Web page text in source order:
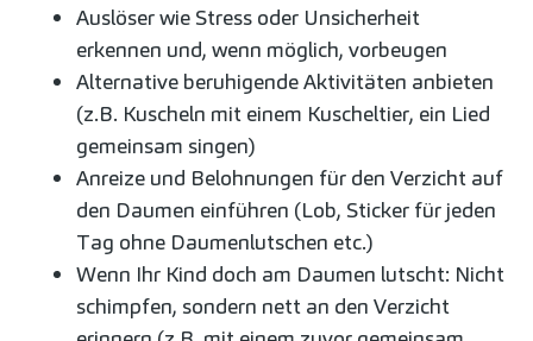
Auslöser wie Stress oder Unsicherheit
erkennen und, wenn möglich, vorbeugen
Alternative beruhigende Aktivitäten anbieten
(z.B. Kuscheln mit einem Kuscheltier, ein Lied
gemeinsam singen)
Anreize und Belohnungen für den Verzicht auf
den Daumen einführen (Lob, Sticker für jeden
Tag ohne Daumenlutschen etc.)
Wenn Ihr Kind doch am Daumen lutscht: Nicht
schimpfen, sondern nett an den Verzicht